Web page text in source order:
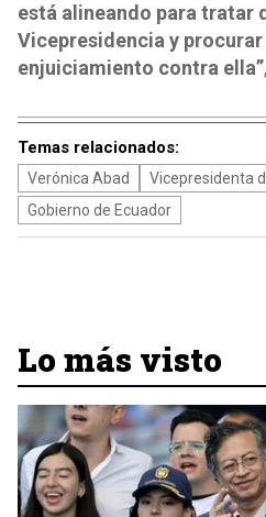
está alineando para tratar
Vicepresidencia y
enjuiciamiento contra ella”
Temas relacionados:
Verónica Abad Vicepresidenta
Gobierno de Ecuador
Lo más visto